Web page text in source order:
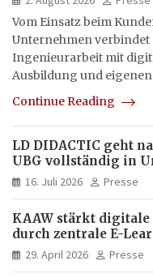
Vom Einsatz beim
Unternehmen verbindet
Ingenieurarbeit mit
Ausbildung und
Continue Reading
LD DIDACTIC geht
UBG vollständig in
16. Juli 2026 Presse
KAAW stärkt
durch zentrale E-
29. April 2026 Presse